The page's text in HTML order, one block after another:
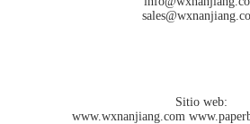
Sitio web:
www.wxnanjiang.com